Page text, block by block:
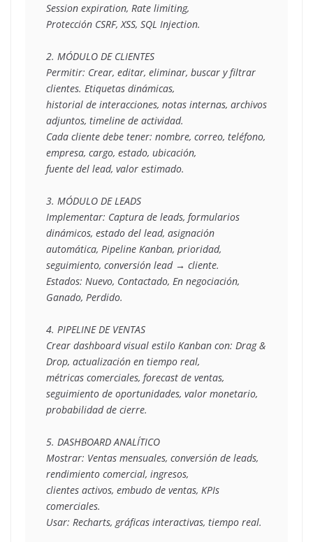
Session expiration, Rate limiting,
Protección CSRF, XSS, SQL Injection.
2. MÓDULO DE CLIENTES
Permitir: Crear, editar, eliminar, buscar y filtrar
clientes. Etiquetas dinámicas,
historial de interacciones, notas internas, archivos
adjuntos, timeline de actividad.
Cada cliente debe tener: nombre, correo, teléfono,
empresa, cargo, estado, ubicación,
fuente del lead, valor estimado.
3. MÓDULO DE LEADS
Implementar: Captura de leads, formularios
dinámicos, estado del lead, asignación
automática, Pipeline Kanban, prioridad,
seguimiento, conversión lead → cliente.
Estados: Nuevo, Contactado, En negociación,
Ganado, Perdido.
4. PIPELINE DE VENTAS
Crear dashboard visual estilo Kanban con: Drag &
Drop, actualización en tiempo real,
métricas comerciales, forecast de ventas,
seguimiento de oportunidades, valor monetario,
probabilidad de cierre.
5. DASHBOARD ANALÍTICO
Mostrar: Ventas mensuales, conversión de leads,
rendimiento comercial, ingresos,
clientes activos, embudo de ventas, KPIs
comerciales.
Usar: Recharts, gráficas interactivas, tiempo real.